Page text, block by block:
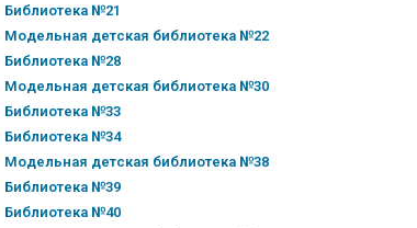
Библиотека №21
Модельная детская библиотека №22
Библиотека №28
Модельная детская библиотека №30
Библиотека №33
Библиотека №34
Модельная детская библиотека №38
Библиотека №39
Библиотека №40